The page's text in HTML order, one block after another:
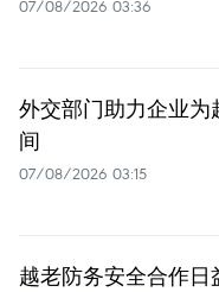
07/08/2026 03:36
外交部门助力企业为
间
07/08/2026 03:15
越老防务安全合作日